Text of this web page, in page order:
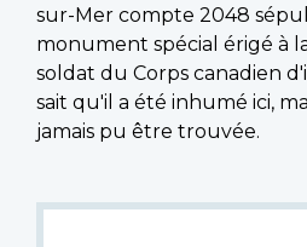
sur-Mer compte 2048
monument spécial érigé à
soldat du Corps canadien
sait qu'il a été inhumé ici,
jamais pu être trouvée.